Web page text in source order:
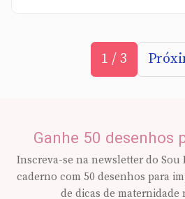
1 / 3
Ganhe 50 desenhos
Inscreva-se na newsletter do Sou
caderno com 50 desenhos para
de dicas de maternidade